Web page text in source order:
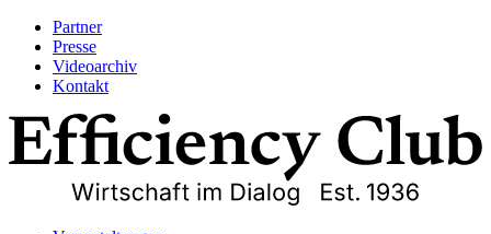
Partner
Presse
Videoarchiv
Kontakt